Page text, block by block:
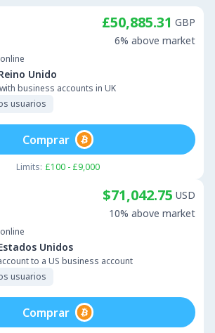
online
Unido
business accounts in UK
usuarios
£50,885.31 GBP
6% above market
Limits: £100 - £9,000
Comprar
online
Unidos
to a US business account
usuarios
$71,042.75 USD
10% above market
Comprar